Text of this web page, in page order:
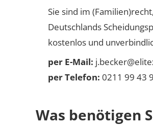
Sie sind im
Deutschlands
kostenlos und
per E-Mail:
per Telefon: 0211 99 43
Was benötigen